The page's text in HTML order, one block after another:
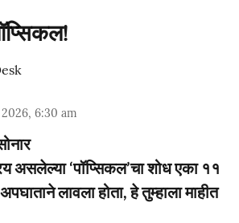
6:30 am
‘पॉप्सिकल’चा शोध एका ११
लावला होता, हे तुम्हाला माहीत